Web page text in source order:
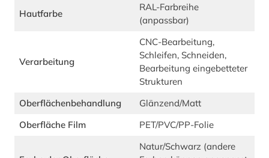
Hautfarbe
RAL-Farbreihe
(anpassbar)
Verarbeitung
CNC-Bearbeitung,
Schleifen, Schneiden,
Bearbeitung eingebetteter
Strukturen
Oberflächenbehandlung
Glänzend/Matt
Oberfläche Film
PET/PVC/PP-Folie
Natur/Schwarz (andere